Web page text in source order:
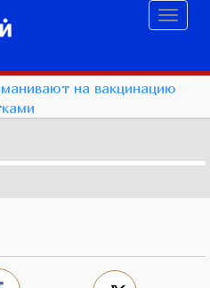
на вакцинацию